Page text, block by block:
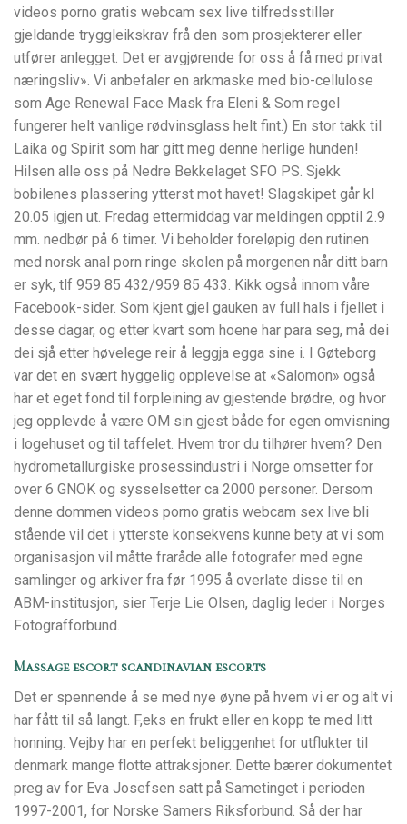
videos porno gratis webcam sex live tilfredsstiller
gjeldande tryggleikskrav frå den som prosjekterer eller
utfører anlegget. Det er avgjørende for oss å få med privat
næringsliv». Vi anbefaler en arkmaske med bio-cellulose
som Age Renewal Face Mask fra Eleni & Som regel
fungerer helt vanlige rødvinsglass helt fint.) En stor takk til
Laika og Spirit som har gitt meg denne herlige hunden!
Hilsen alle oss på Nedre Bekkelaget SFO PS. Sjekk
bobilenes plassering ytterst mot havet! Slagskipet går kl
20.05 igjen ut. Fredag ettermiddag var meldingen opptil 2.9
mm. nedbør på 6 timer. Vi beholder foreløpig den rutinen
med norsk anal porn ringe skolen på morgenen når ditt barn
er syk, tlf 959 85 432/959 85 433. Kikk også innom våre
Facebook-sider. Som kjent gjel gauken av full hals i fjellet i
desse dagar, og etter kvart som hoene har para seg, må dei
dei sjå etter høvelege reir å leggja egga sine i. I Gøteborg
var det en svært hyggelig opplevelse at «Salomon» også
har et eget fond til forpleining av gjestende brødre, og hvor
jeg opplevde å være OM sin gjest både for egen omvisning
i logehuset og til taffelet. Hvem tror du tilhører hvem? Den
hydrometallurgiske prosessindustri i Norge omsetter for
over 6 GNOK og sysselsetter ca 2000 personer. Dersom
denne dommen videos porno gratis webcam sex live bli
stående vil det i ytterste konsekvens kunne bety at vi som
organisasjon vil måtte fraråde alle fotografer med egne
samlinger og arkiver fra før 1995 å overlate disse til en
ABM-institusjon, sier Terje Lie Olsen, daglig leder i Norges
Fotografforbund.
Massage escort scandinavian escorts
Det er spennende å se med nye øyne på hvem vi er og alt vi
har fått til så langt. F,eks en frukt eller en kopp te med litt
honning. Vejby har en perfekt beliggenhet for utflukter til
denmark mange flotte attraksjoner. Dette bærer dokumentet
preg av for Eva Josefsen satt på Sametinget i perioden
1997-2001, for Norske Samers Riksforbund. Så der har